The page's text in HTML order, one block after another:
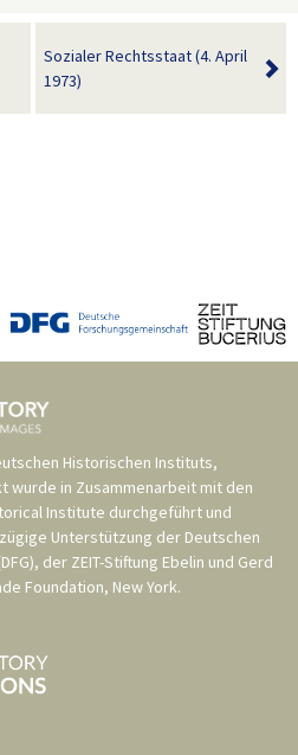
Sozialer Rechtsstaat (4. April
1973)
Historischen Instituts,
wurde in Zusammenarbeit mit den
Institute durchgeführt und
Unterstützung der Deutschen
, der ZEIT-Stiftung Ebelin und Gerd
Foundation, New York.